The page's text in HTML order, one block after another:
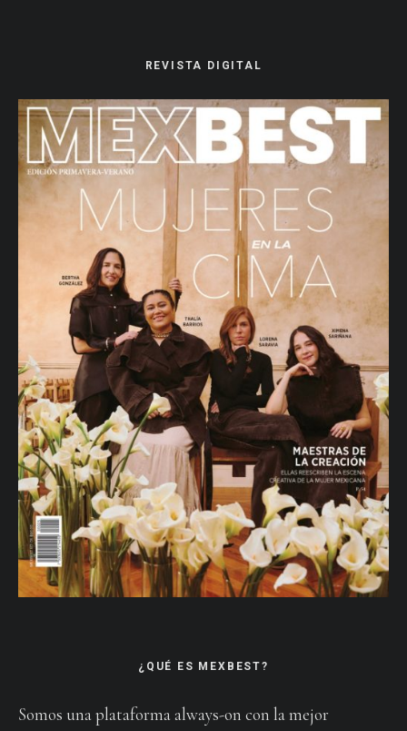
REVISTA DIGITAL
¿QUÉ ES MEXBEST?
Somos una plataforma always-on con la mejor